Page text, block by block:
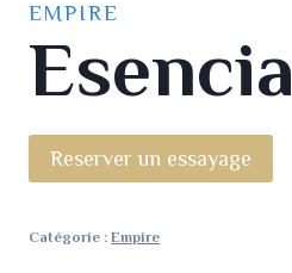
EMPIRE
Esencia
Reserver un essayage
Catégorie : Empire